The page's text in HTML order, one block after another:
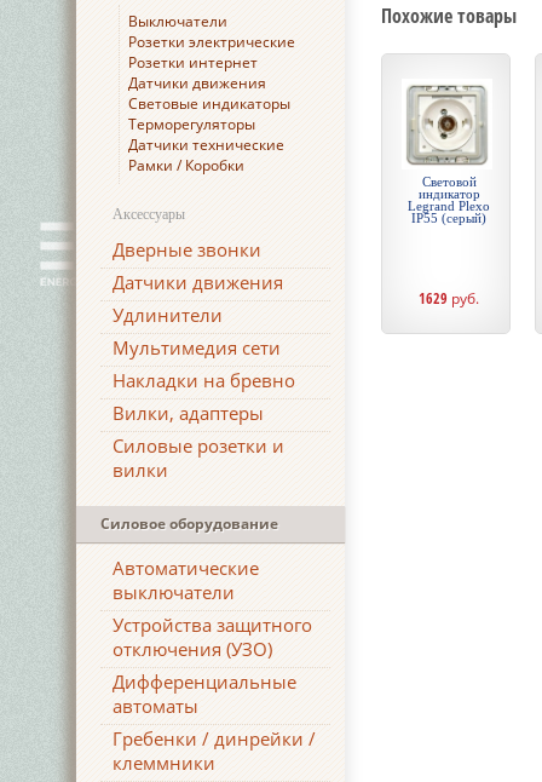
Выключатели
Розетки электрические
Розетки интернет
Датчики движения
Световые индикаторы
Терморегуляторы
Датчики технические
Рамки / Коробки
Аксессуары
Дверные звонки
Датчики движения
Удлинители
Мультимедия сети
Накладки на бревно
Вилки, адаптеры
Силовые розетки и
вилки
Силовое оборудование
Автоматические
выключатели
Устройства защитного
отключения (УЗО)
Дифференциальные
автоматы
Гребенки / динрейки /
клеммники
Похожие товары
Световой
индикатор
Legrand Plexo
IP55 (серый)
1629 руб.